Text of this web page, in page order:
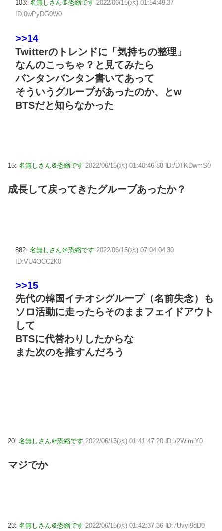
103: 名無しさん＠恐縮です 2022/06/15(水) 01:54:49.37
ID:0wPyDG0W0
>>14
Twitterのトレンドに「気持ちの整理」
なんのこっちゃ？と見てみたら
バンタンバンタン書いてあって
そういうグループがあったのか、とw
BTSだと知らなかった
15: 名無しさん＠恐縮です 2022/06/15(水) 01:40:46.88 ID:/DTKDwmS0
成長して戻ってきたグループあったか？
882: 名無しさん＠恐縮です 2022/06/15(水) 07:04:04.30
ID:VU4OCC2K0
>>15
先代の韓国イチオシグループ（名前失念）も
ソロ活動に走ったらそのままフェイドアウト
して
BTSに代替わりしたからな
また次のを推すんだろう
20: 名無しさん＠恐縮です 2022/06/15(水) 01:41:47.20 ID:l/2WimiY0
マジでか
23: 名無しさん＠恐縮です 2022/06/15(水) 01:42:37.36 ID:7Uvyl9dD0